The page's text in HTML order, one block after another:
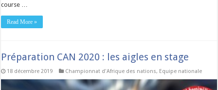
course …
Read More »
Préparation CAN 2020 : les aigles en stage
18 décembre 2019 Championnat d'Afrique des nations, Equipe nationale